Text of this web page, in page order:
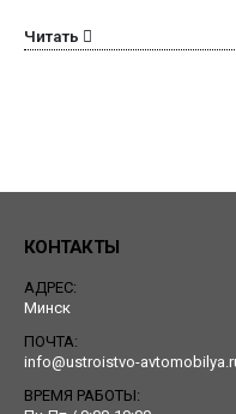
Читать
КОНТАКТЫ
АДРЕС:
Минск
ПОЧТА:
info@ustroistvo-
ВРЕМЯ РАБОТЫ: